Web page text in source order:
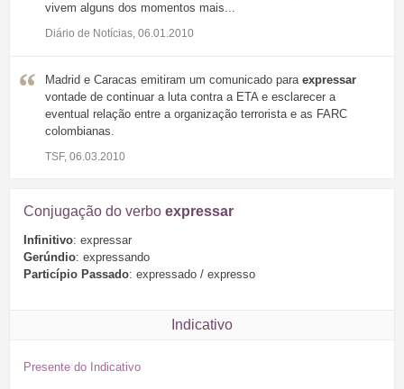
vivem alguns dos momentos mais...
Diário de Notícias, 06.01.2010
Madrid e Caracas emitiram um comunicado para expressar
vontade de continuar a luta contra a ETA e esclarecer a
eventual relação entre a organização terrorista e as FARC
colombianas.
TSF, 06.03.2010
Conjugação do verbo expressar
Infinitivo: expressar
Gerúndio: expressando
Particípio Passado: expressado / expresso
Indicativo
Presente do Indicativo